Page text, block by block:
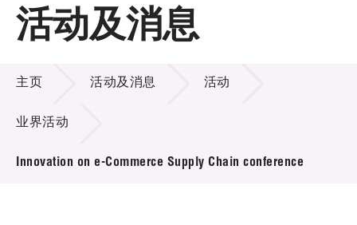
主页
关于LSCM
技术商品化
项目及资助计划
活动及消息
活动及消息
主页 活动及消息 活动
业界活动
Innovation on e-Commerce Supply Chain conference